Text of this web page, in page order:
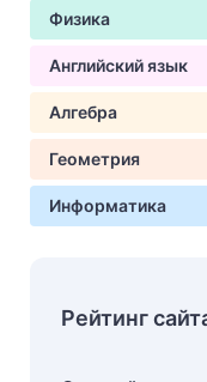
Физика
Английский язык
Алгебра
Геометрия
Информатика
Рейтинг